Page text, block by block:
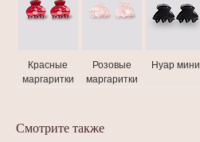
Красные
маргаритки
Розовые
маргаритки
Нуар мини
Смотрите также